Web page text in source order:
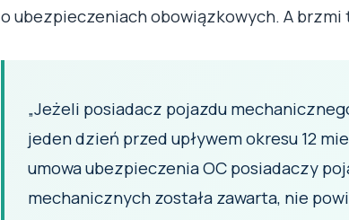
o ubezpieczeniach obowiązkowych. A brzmi
„Jeżeli posiadacz pojazdu
jeden dzień przed upływem okresu 12
umowa ubezpieczenia OC posiadaczy
mechanicznych została zawarta, nie